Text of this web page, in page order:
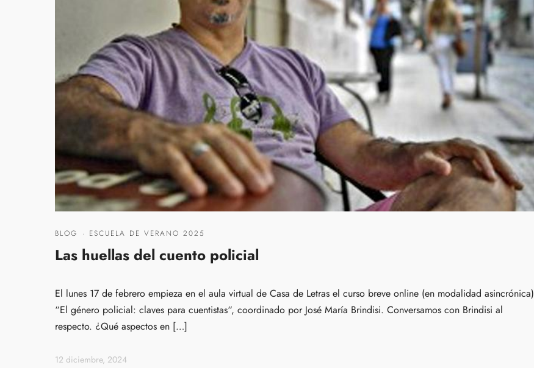
BLOG · ESCUELA DE VERANO 2025
Las huellas del cuento policial
El lunes 17 de febrero empieza en el aula virtual de Casa de Letras el curso breve online (en modalidad asincrónica)
“El género policial: claves para cuentistas“, coordinado por José María Brindisi. Conversamos con Brindisi al
respecto. ¿Qué aspectos en […]
12 diciembre, 2024